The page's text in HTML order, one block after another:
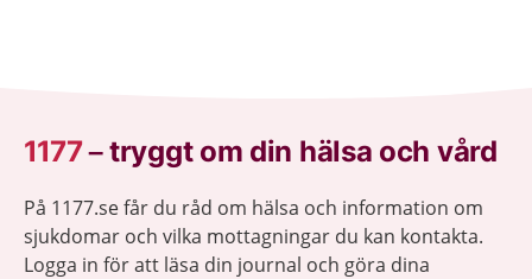
1177–tryggt om din hälsa och vård
På 1177.se får du råd om hälsa och information om
sjukdomar och vilka mottagningar du kan kontakta.
Logga in för att läsa din journal och göra dina